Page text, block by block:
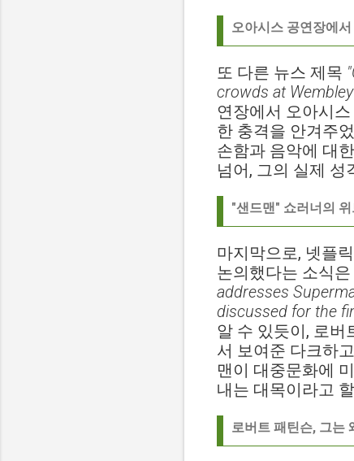
오아시스 공연장에
또 다른 뉴스 제목
crowds at
연장에서 오아시
한 충격을 안겨주
손함과 음악에 대
넘어, 그의 실제
"샌드맨" 쇼러너의
마지막으로, 넷플
논의했다는 소식
addresses
discussed for the
알 수 있듯이, 로버
서 보여준 다크하
맨이 대중문화에
내는 대목이라고
로버트 패틴슨, 그는